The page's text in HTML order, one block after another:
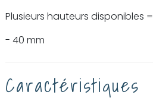
Plusieurs hauteurs disponibles =
- 40 mm
Caractéristiques